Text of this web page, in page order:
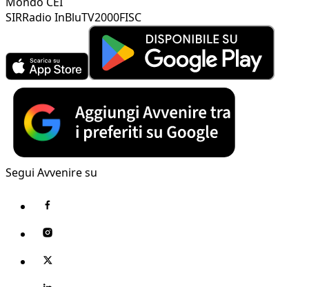
SIRRadio InBluTV2000FISC
Segui Avvenire su